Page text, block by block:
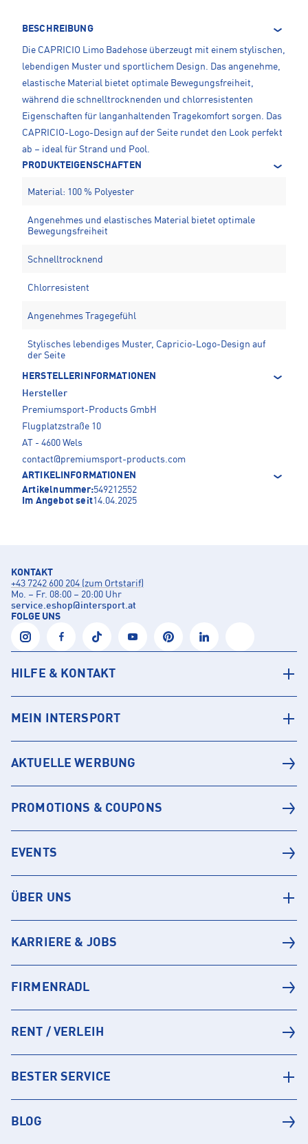
BESCHREIBUNG
Die CAPRICIO Limo Badehose überzeugt mit einem stylischen,
lebendigen Muster und sportlichem Design. Das angenehme,
elastische Material bietet optimale Bewegungsfreiheit,
während die schnelltrocknenden und chlorresistenten
Eigenschaften für langanhaltenden Tragekomfort sorgen. Das
CAPRICIO-Logo-Design auf der Seite rundet den Look perfekt
ab – ideal für Strand und Pool.
PRODUKTEIGENSCHAFTEN
Material: 100 % Polyester
Angenehmes und elastisches Material bietet optimale
Bewegungsfreiheit
Schnelltrocknend
Chlorresistent
Angenehmes Tragegefühl
Stylisches lebendiges Muster, Capricio-Logo-Design auf
der Seite
HERSTELLERINFORMATIONEN
Hersteller
Premiumsport-Products GmbH
Flugplatzstraße 10
AT - 4600 Wels
contact@premiumsport-products.com
ARTIKELINFORMATIONEN
Artikelnummer:549212552
Im Angebot seit14.04.2025
KONTAKT
+43 7242 600 204 (zum Ortstarif)
Mo. – Fr. 08:00 – 20:00 Uhr
service.eshop@intersport.at
FOLGE UNS
HILFE & KONTAKT
MEIN INTERSPORT
AKTUELLE WERBUNG
PROMOTIONS & COUPONS
EVENTS
ÜBER UNS
KARRIERE & JOBS
FIRMENRADL
RENT / VERLEIH
BESTER SERVICE
BLOG